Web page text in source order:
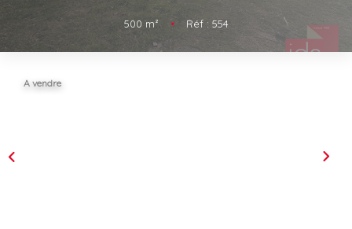
Je Veux Louer
Gérer Mon Bien
500 m² • Réf : 554
A vendre